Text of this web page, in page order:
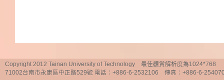
Copyright 2012 Tainan University of Technology 最佳觀賞解析度為1024*768
71002台南市永康區中正路529號 電話：+886-6-2532106 傳真：+886-6-